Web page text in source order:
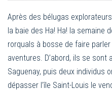
Après des bélugas
la baie des Ha! Ha! la semaine
rorquals à bosse de faire
aventures. D’abord, ils se sont
Saguenay, puis deux individus
dépasser l’île Saint-Louis le